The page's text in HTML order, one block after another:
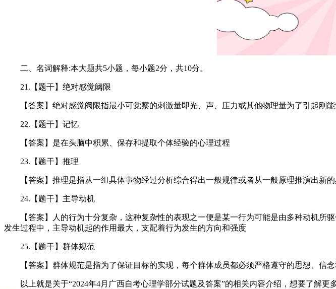
二、名词解释:本大题共5小题，每小题2分，共10分。
21.【题干】绝对感觉阈限
【答案】绝对感觉阀限指最小可觉察的刺激量即光、声、压力或其他物理量为了引起刚能
22.【题干】记忆
【答案】是在头脑中积累、保存和提取个体经验的心理过程
23.【题干】推理
【答案】推理是指从一组具体事物经过分析综合得出一般规律或者从一般原理推演出新的
24.【题干】主导动机
【答案】人的行为十分复杂，这种复杂性的表现之一便是某一行为可能是由多种动机所
发生过程中，主导动机起的作用最大，支配着行为发生的方向和强度
25.【题干】群体规范
【答案】群体规范是指为了保证目标的实现，每个群体成员都必须严格遵守的思想、信念
以上就是关于“2024年4月广西自考心理学部分试题及答案”的相关内容介绍，想要了解更